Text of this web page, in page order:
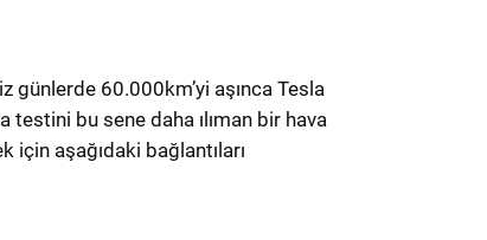
günlerde 60.000km’yi aşınca Tesla
testini bu sene daha ılıman bir hava
aşağıdaki bağlantıları